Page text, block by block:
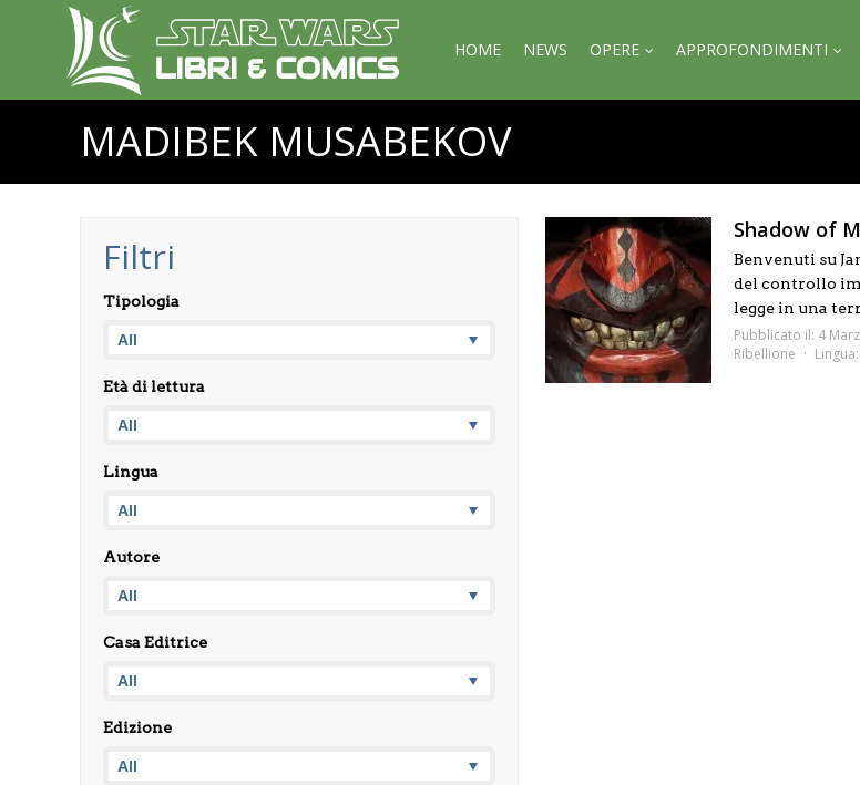
HOME NEWS OPERE APPROFONDIMENTI
MADIBEK MUSABEKOV
Shadow of
Benvenuti su
del controllo
legge in una
Pubblicato il: 4
Ribellione
Lingua:
Filtri
Tipologia
Età di lettura
Lingua
Autore
Casa Editrice
Edizione